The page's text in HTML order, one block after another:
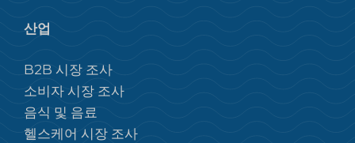
산업
B2B 시장 조사
소비자 시장 조사
음식 및 음료
헬스케어 시장 조사